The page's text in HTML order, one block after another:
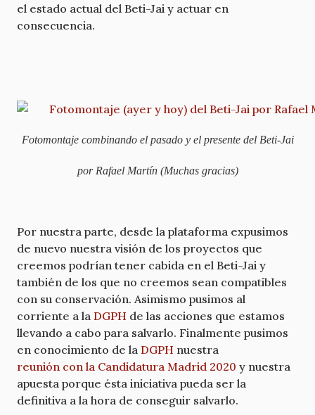
el estado actual del Beti-Jai y actuar en
consecuencia.
Fotomontaje combinando el pasado y el presente del Beti-Jai
por Rafael Martín (Muchas gracias)
Por nuestra parte, desde la plataforma expusimos
de nuevo nuestra visión de los proyectos que
creemos podrían tener cabida en el Beti-Jai y
también de los que no creemos sean compatibles
con su conservación. Asimismo pusimos al
corriente a la DGPH de las acciones que estamos
llevando a cabo para salvarlo. Finalmente pusimos
en conocimiento de la DGPH nuestra
reunión con la Candidatura Madrid 2020 y nuestra
apuesta porque ésta iniciativa pueda ser la
definitiva a la hora de conseguir salvarlo.